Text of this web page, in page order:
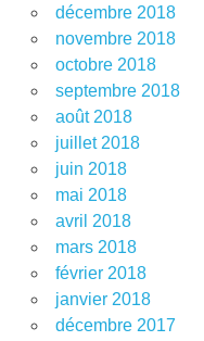
décembre 2018
novembre 2018
octobre 2018
septembre 2018
août 2018
juillet 2018
juin 2018
mai 2018
avril 2018
mars 2018
février 2018
janvier 2018
décembre 2017